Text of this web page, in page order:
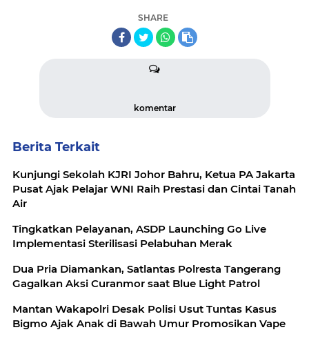
SHARE
komentar
Berita Terkait
Kunjungi Sekolah KJRI Johor Bahru, Ketua PA Jakarta
Pusat Ajak Pelajar WNI Raih Prestasi dan Cintai Tanah
Air
Tingkatkan Pelayanan, ASDP Launching Go Live
Implementasi Sterilisasi Pelabuhan Merak
Dua Pria Diamankan, Satlantas Polresta Tangerang
Gagalkan Aksi Curanmor saat Blue Light Patrol
Mantan Wakapolri Desak Polisi Usut Tuntas Kasus
Bigmo Ajak Anak di Bawah Umur Promosikan Vape